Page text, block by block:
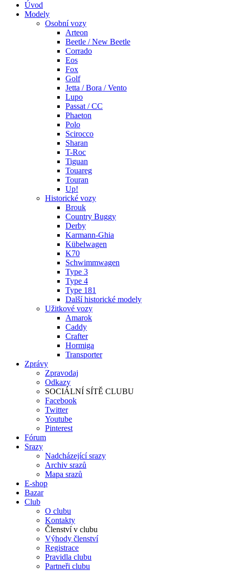
Úvod
Modely
Osobní vozy
Arteon
Beetle / New Beetle
Corrado
Eos
Fox
Golf
Jetta / Bora / Vento
Lupo
Passat / CC
Phaeton
Polo
Scirocco
Sharan
T-Roc
Tiguan
Touareg
Touran
Up!
Historické vozy
Brouk
Country Buggy
Derby
Karmann-Ghia
Kübelwagen
K70
Schwimmwagen
Type 3
Type 4
Type 181
Další historické modely
Užitkové vozy
Amarok
Caddy
Crafter
Hormiga
Transporter
Zprávy
Zpravodaj
Odkazy
SOCIÁLNÍ SÍTĚ CLUBU
Facebook
Twitter
Youtube
Pinterest
Fórum
Srazy
Nadcházející srazy
Archiv srazů
Mapa srazů
E-shop
Bazar
Club
O clubu
Kontakty
Členství v clubu
Výhody členství
Registrace
Pravidla clubu
Partneři clubu